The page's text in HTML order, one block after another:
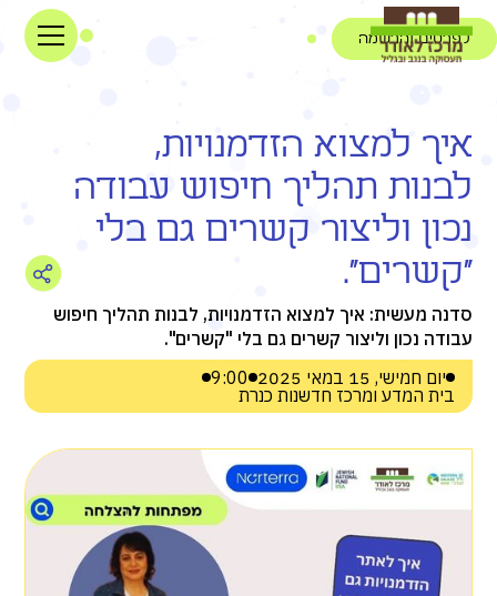
לפרטים והרשמה
איך למצוא הזדמנויות,
לבנות תהליך חיפוש עבודה
נכון וליצור קשרים גם בלי
"קשרים".
סדנה מעשית: איך למצוא הזדמנויות, לבנות תהליך חיפוש
עבודה נכון וליצור קשרים גם בלי "קשרים".
יום חמישי, 15 במאי 2025
9:00
בית המדע ומרכז חדשנות כנרת